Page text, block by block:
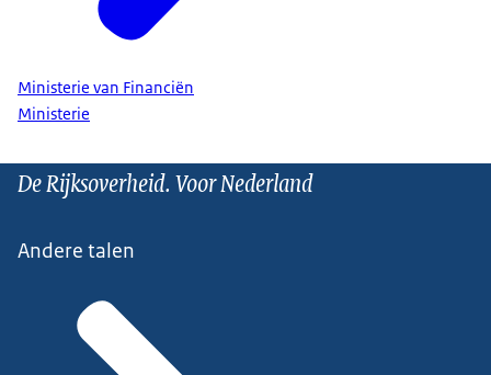
Ministerie van Financiën
Ministerie
De Rijksoverheid. Voor Nederland
Andere talen